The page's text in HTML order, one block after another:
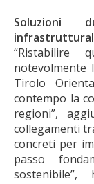
Soluzioni
“Ristabilire
notevolmente
Tirolo
contempo la
regioni”,
collegamenti
concreti per
passo